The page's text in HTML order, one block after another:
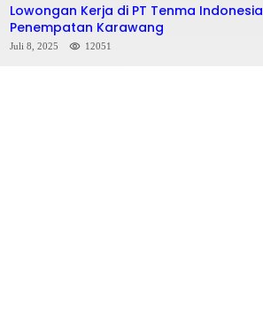
Lowongan Kerja di PT Tenma Indonesia
Penempatan Karawang
Juli 8, 2025 12051